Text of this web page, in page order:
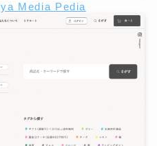
Media Pedia